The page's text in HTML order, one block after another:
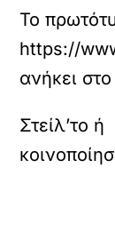
Το
https://
ανήκει στο